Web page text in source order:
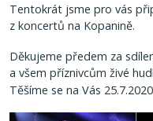
Tentokrát jsme pro vás
z koncertů na Kopanině.
Děkujeme předem za
a všem příznivcům živé
Těšíme se na Vás